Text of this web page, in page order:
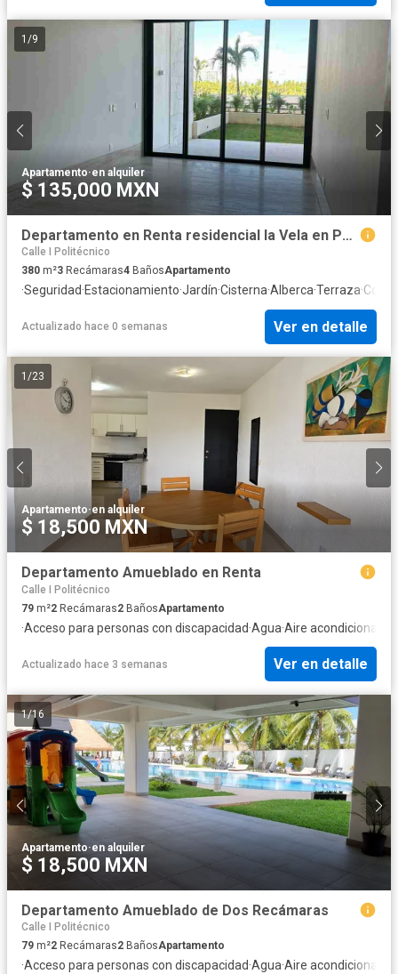
1 /9
Apartamento·en alquiler
$ 135,000 MXN
Departamento en Renta residencial la Vela en Puerto Cancún unidad: Garden House
Calle I Politécnico
380 m²3 Recámaras4 BañosApartamento
·Seguridad·Estacionamiento·Jardín·Cisterna·Alberca·Terraza·
Actualizado hace 0 semanas Ver en detalle
1 /23
Apartamento·en alquiler
$ 18,500 MXN
Departamento Amueblado en Renta
Calle I Politécnico
79 m²2 Recámaras2 BañosApartamento
·Acceso para personas con discapacidad·Agua·Aire acondicionado
Actualizado hace 3 semanas Ver en detalle
1/16
Apartamento·en alquiler
$ 18,500 MXN
Departamento Amueblado de Dos Recámaras
Calle I Politécnico
79 m²2 Recámaras2 BañosApartamento
·Acceso para personas con discapacidad·Agua·Aire acondicionado